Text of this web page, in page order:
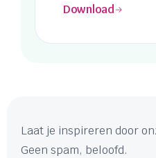
Download
Laat je inspireren door
Geen spam, beloofd.